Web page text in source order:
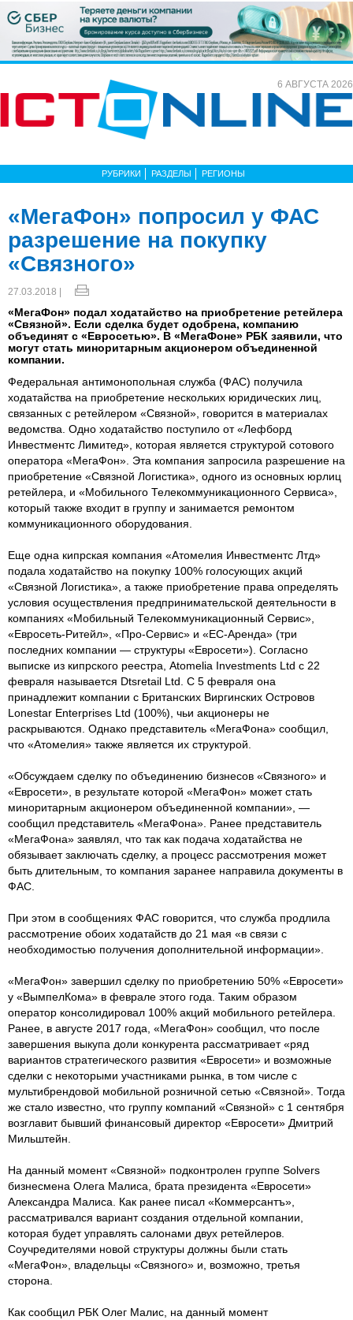
6 АВГУСТА 2026
РУБРИКИ РАЗДЕЛЫ РЕГИОНЫ
«МегаФон» попросил у ФАС
разрешение на покупку
«Связного»
27.03.2018 |
«МегаФон» подал ходатайство на приобретение ретейлера
«Связной». Если сделка будет одобрена, компанию
объединят с «Евросетью». В «МегаФоне» РБК заявили, что
могут стать миноритарным акционером объединенной
компании.
Федеральная антимонопольная служба (ФАС) получила
ходатайства на приобретение нескольких юридических лиц,
связанных с ретейлером «Связной», говорится в материалах
ведомства. Одно ходатайство поступило от «Лефборд
Инвестментс Лимитед», которая является структурой сотового
оператора «МегаФон». Эта компания запросила разрешение на
приобретение «Связной Логистика», одного из основных юрлиц
ретейлера, и «Мобильного Телекоммуникационного Сервиса»,
который также входит в группу и занимается ремонтом
коммуникационного оборудования.
Еще одна кипрская компания «Атомелия Инвестментс Лтд»
подала ходатайство на покупку 100% голосующих акций
«Связной Логистика», а также приобретение права определять
условия осуществления предпринимательской деятельности в
компаниях «Мобильный Телекоммуникационный Сервис»,
«Евросеть-Ритейл», «Про-Сервис» и «ЕС-Аренда» (три
последних компании — структуры «Евросети»). Согласно
выписке из кипрского реестра, Atomelia Investments Ltd​ с 22
февраля называется Dtsretail Ltd. С 5 февраля она
принадлежит компании с Британских Виргинских Островов
Lonestar Enterprises Ltd (100%), чьи акционеры не
раскрываются. Однако представитель «МегаФона» сообщил,
что «Атомелия» также является их структурой.
«Обсуждаем сделку по объединению бизнесов «Связного» и
«Евросети», в результате которой «МегаФон» может стать
миноритарным акционером объединенной компании», —
сообщил представитель «МегаФона». Ранее представитель
«МегаФона» заявлял, что так как подача ходатайства не
обязывает заключать сделку, а процесс рассмотрения может
быть длительным, то компания заранее направила документы в
ФАС.
При этом в сообщениях ФАС говорится, что служба продлила
рассмотрение обоих ходатайств до 21 мая «в ​связи с
необходимостью получения дополнительной информации».
«МегаФон» завершил сделку по приобретению 50% «Евросети»
у «ВымпелКома» в феврале этого года. Таким образом
оператор консолидировал 100% акций мобильного ретейлера. ​
Ранее, в августе 2017 года, «МегаФон» сообщил, что после
завершения выкупа доли конкурента рассматривает «ряд
вариантов стратегического развития «Евросети» и возможные
сделки с некоторыми участниками рынка, в том числе с
мультибрендовой мобильной розничной сетью «Связной». Тогда
же стало известно, что группу компаний «Связной» с 1 сентября
возглавит бывший финансовый директор «Евросети» Дмитрий
Мильштейн.
На данный момент «Связной» подконтролен группе Solvers
бизнесмена Олега Малиса, брата президента «Евросети»
Александра Малиса. Как ранее писал «Коммерсантъ»,
рассматривался вариант создания отдельной компании,
которая будет управлять салонами двух ретейлеров.
Соучредителями новой структуры должны были стать
«МегаФон», владельцы «Связного» и, возможно, третья
сторона.
Как сообщил РБК Олег Малис, на данный момент